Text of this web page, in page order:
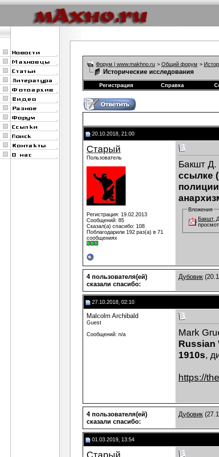
Форум | www.makhno.ru > Общий форум >
Исторические исследования
Регистрация Справка
20.10.2018, 21:00
Старый
Пользователь
Регистрация: 19.02.2013
Сообщений: 85
Сказал(а) спасибо: 108
Поблагодарили 192 раз(а) в 71
сообщениях
Бакшт
ссылке
Вложения
Бакшт,
4 пользователя(ей)
сказали cпасибо:
Дубовик
27.10.2018, 02:10
Malcolm Archibald
Guest
Сообщений: n/a
Mark
Russian
1910s,
https://
4 пользователя(ей)
сказали cпасибо:
Дубовик
01.03.2019, 13:54
Старый